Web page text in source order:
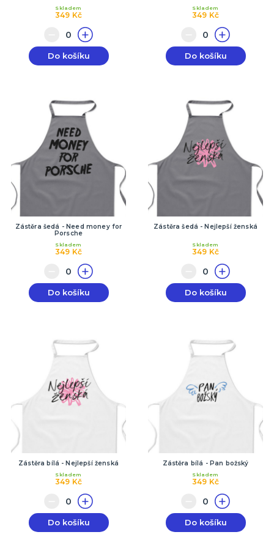
349 Kč
Skladem
Do košíku
349 Kč
Skladem
Do košíku
Zástěra šedá - Need money for
Porsche
349 Kč
Skladem
Do košíku
Zástěra šedá - Nejlepší ženská
349 Kč
Skladem
Do košíku
Zástěra bílá - Nejlepší ženská
349 Kč
Skladem
Do košíku
Zástěra bílá - Pan božský
349 Kč
Skladem
Do košíku